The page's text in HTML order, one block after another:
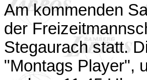
Am kommenden
der
Stegaurach statt.
"Montags Player",